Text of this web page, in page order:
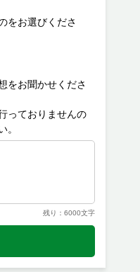
をお選びくださ
をお聞かせくださ
っておりませんの
残り：6000文字